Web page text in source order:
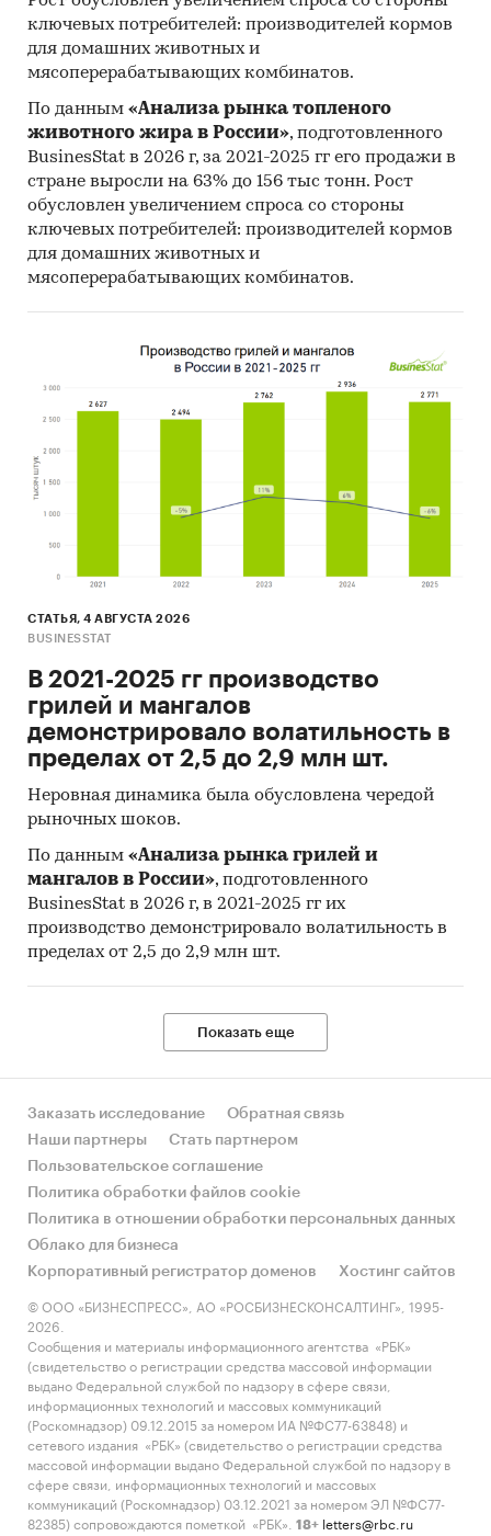
16. Материалы Index Mundi.
17. Результаты исследований DISCOVERY
Объем и структура выборки
Процедура контент-анализа документов не
предполагает расчета объема выборочной
совокупности. Обработке и анализу подлежат
все доступные исследователю документы.
Стройматериалы / Кровля и водосток
Стройматериалы
Кровля и водосток
Строительство и недвижимость
Стройматериалы
ключевых потребителей: производителей кормов
для домашних животных и
мясоперерабатывающих комбинатов.
По данным «Анализа рынка топленого
животного жира в России», подготовленного
BusinesStat в 2026 г, за 2021-2025 гг его продажи в
стране выросли на 63% до 156 тыс тонн. Рост
обусловлен увеличением спроса со стороны
ключевых потребителей: производителей кормов
для домашних животных и
мясоперерабатывающих комбинатов.
СТАТЬЯ, 4 АВГУСТА 2026
BUSINESSTAT
В 2021-2025 гг производство
грилей и мангалов
демонстрировало волатильность в
пределах от 2,5 до 2,9 млн шт.
Неровная динамика была обусловлена чередой
рыночных шоков.
По данным «Анализа рынка грилей и
мангалов в России», подготовленного
BusinesStat в 2026 г, в 2021-2025 гг их
производство демонстрировало волатильность в
пределах от 2,5 до 2,9 млн шт.
Показать еще
Заказать исследование
Обратная связь
Наши партнеры
Стать партнером
Пользовательское соглашение
Политика обработки файлов cookie
Политика в отношении обработки персональных данных
Облако для бизнеса
Корпоративный регистратор доменов
Хостинг сайтов
© ООО «БИЗНЕСПРЕСС», АО «РОСБИЗНЕСКОНСАЛТИНГ», 1995-
2026.
Сообщения и материалы информационного агентства «РБК»
(свидетельство о регистрации средства массовой информации
выдано Федеральной службой по надзору в сфере связи,
информационных технологий и массовых коммуникаций
(Роскомнадзор) 09.12.2015 за номером ИА №ФС77-63848) и
сетевого издания «РБК» (свидетельство о регистрации средства
массовой информации выдано Федеральной службой по надзору в
сфере связи, информационных технологий и массовых
коммуникаций (Роскомнадзор) 03.12.2021 за номером ЭЛ №ФС77-
82385) сопровождаются пометкой «РБК».
18+ letters@rbc.ru